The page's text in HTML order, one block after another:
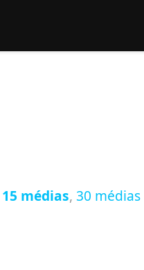
15 médias, 30 médias